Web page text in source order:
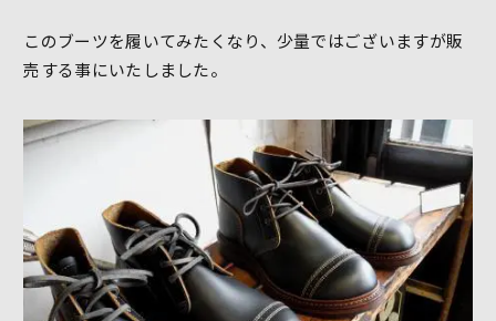
このブーツを履いてみたくなり、少量ではございますが販
売する事にいたしました。